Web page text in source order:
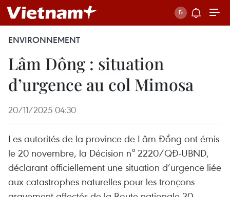
ENVIRONNEMENT
Lâm Dông : situation
d’urgence au col Mimosa
20/11/2025 04:30
Les autorités de la province de Lâm Đồng ont émis
le 20 novembre, la Décision n° 2220/QĐ-UBND,
déclarant officiellement une situation d’urgence liée
aux catastrophes naturelles pour les tronçons